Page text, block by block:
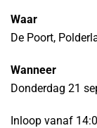
Waar
De Poort,
Wanneer
Donderdag 21
Inloop vanaf